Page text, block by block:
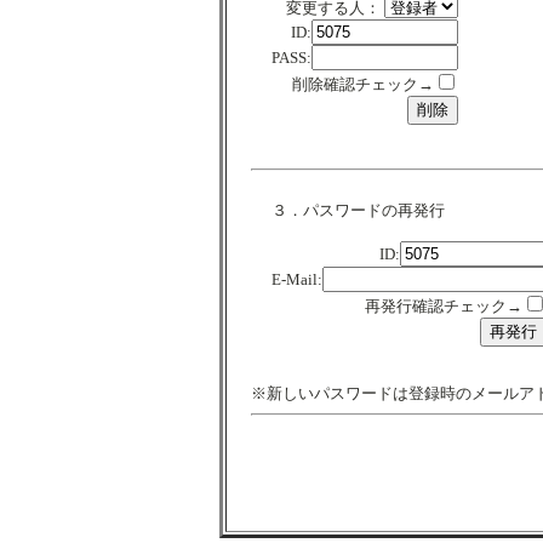
変更する人：
ID:
PASS:
削除確認チェック→
３．パスワードの再発行
ID:
E-Mail:
再発行確認チェック→
※新しいパスワードは登録時のメールア